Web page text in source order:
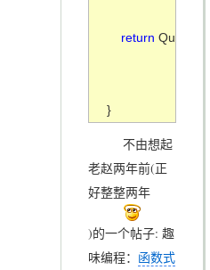
return
}
不由想起
老赵两年前(正
好整整两年
)的一个帖子: 趣
味编程： 函数式